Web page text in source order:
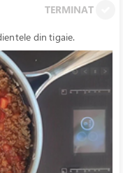
TERMINAT
din tigaie.